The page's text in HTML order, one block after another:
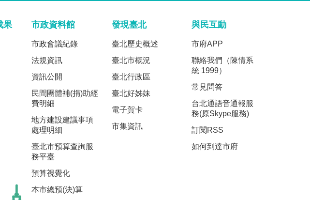
果 市政資料館
市政會議紀錄
法規資訊
資訊公開
民間團體補(捐)助經
費明細
地方建設建議事項
處理明細
臺北市預算查詢服
務平臺
預算視覺化
本市總預(決)算
發現臺北
臺北歷史概述
臺北市概況
臺北行政區
臺北好姊妹
電子賀卡
市集資訊
與民互動
市府APP
聯絡我們（陳情系
統 1999）
常見問答
台北通語音通報服
務(原Skype服務)
訂閱RSS
如何到達市府